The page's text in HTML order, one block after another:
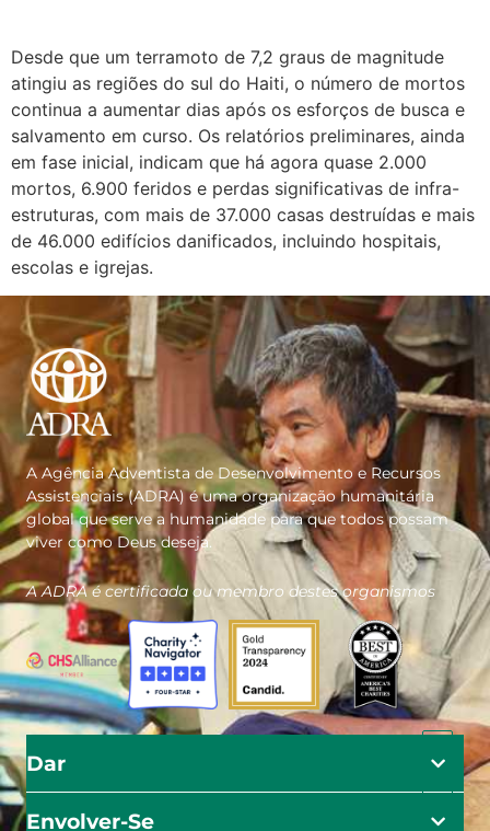
Desde que um terramoto de 7,2 graus de magnitude
atingiu as regiões do sul do Haiti, o número de mortos
continua a aumentar dias após os esforços de busca e
salvamento em curso. Os relatórios preliminares, ainda
em fase inicial, indicam que há agora quase 2.000
mortos, 6.900 feridos e perdas significativas de infra-
estruturas, com mais de 37.000 casas destruídas e mais
de 46.000 edifícios danificados, incluindo hospitais,
escolas e igrejas.
A Agência Adventista de Desenvolvimento e Recursos
Assistenciais (ADRA) é uma organização humanitária
global que serve a humanidade para que todos possam
viver como Deus deseja.
A ADRA é certificada ou membro destes organismos
Dar
Envolver-Se